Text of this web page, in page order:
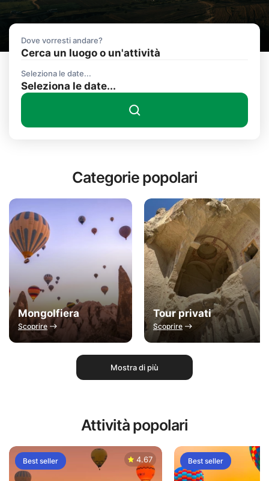
Dove vorresti andare?
Cerca un luogo o un'attività
Seleziona le date...
Categorie popolari
Mongolfiera
Scoprire
Tour privati
Scoprire
Mostra di più
Attività popolari
Best seller 4.67 Best seller